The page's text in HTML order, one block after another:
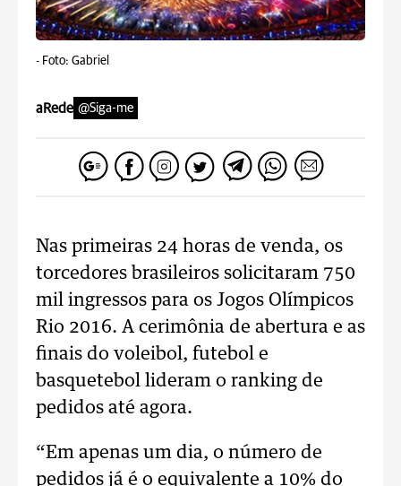
- Foto: Gabriel
aRede @Siga-me
Nas primeiras 24 horas de venda, os
torcedores brasileiros solicitaram 750
mil ingressos para os Jogos Olímpicos
Rio 2016. A cerimônia de abertura e as
finais do voleibol, futebol e
basquetebol lideram o ranking de
pedidos até agora.
“Em apenas um dia, o número de
pedidos já é o equivalente a 10% do